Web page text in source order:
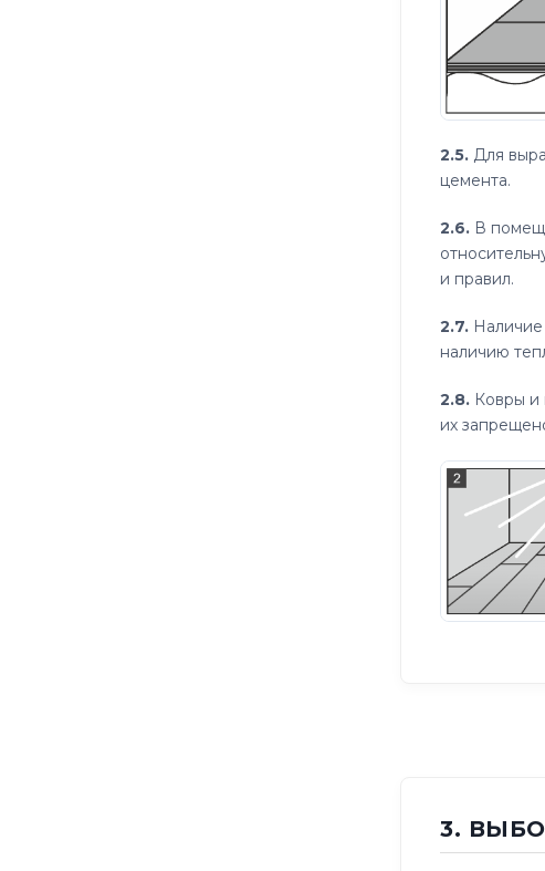
2.5. Для
цемента.
2.6. В
и правил.
2.7.
наличию
2.8. Ковры и
их
3.